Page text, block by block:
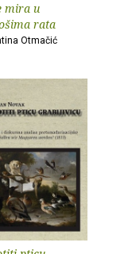
mira u
rata
Otmačić